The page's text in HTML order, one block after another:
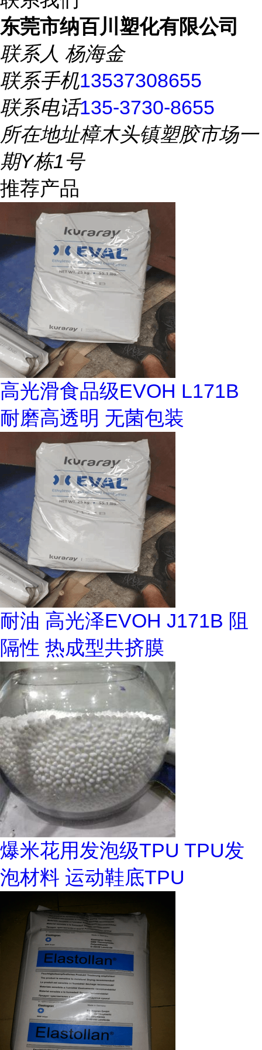
东莞市纳百川塑化有限公司
联系人 杨海金
联系手机13537308655
联系电话135-3730-8655
所在地址樟木头镇塑胶市场一
期Y栋1号
推荐产品
高光滑食品级EVOH L171B
耐磨高透明 无菌包装
耐油 高光泽EVOH J171B 阻
隔性 热成型共挤膜
爆米花用发泡级TPU TPU发
泡材料 运动鞋底TPU